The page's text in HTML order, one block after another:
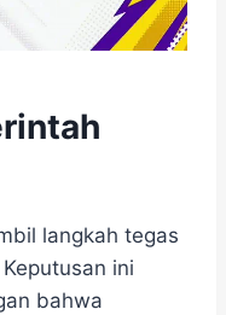
langkah tegas
ini
bahwa